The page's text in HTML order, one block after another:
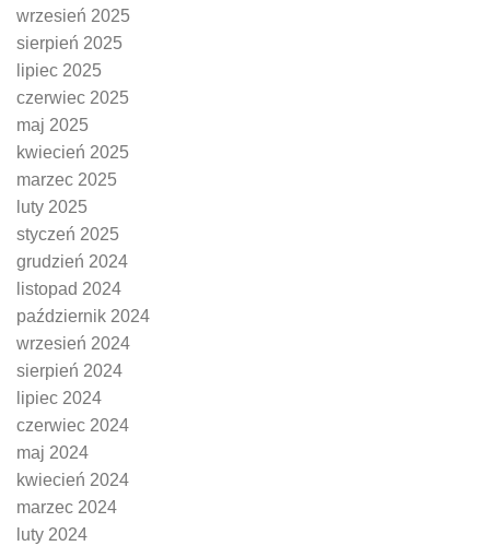
wrzesień 2025
sierpień 2025
lipiec 2025
czerwiec 2025
maj 2025
kwiecień 2025
marzec 2025
luty 2025
styczeń 2025
grudzień 2024
listopad 2024
październik 2024
wrzesień 2024
sierpień 2024
lipiec 2024
czerwiec 2024
maj 2024
kwiecień 2024
marzec 2024
luty 2024